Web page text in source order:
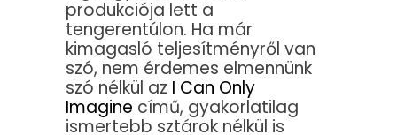
produkciója lett a
tengerentúlon. Ha már
kimagasló teljesítményről van
szó, nem érdemes elmennünk
szó nélkül az I Can Only
Imagine című, gyakorlatilag
ismertebb sztárok nélkül is